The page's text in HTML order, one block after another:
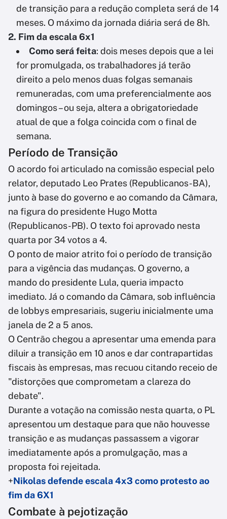
de transição para a redução completa será de 14
meses. O máximo da jornada diária será de 8h.
2. Fim da escala 6x1
Como será feita: dois meses depois que a lei
for promulgada, os trabalhadores já terão
direito a pelo menos duas folgas semanais
remuneradas, com uma preferencialmente aos
domingos – ou seja, altera a obrigatoriedade
atual de que a folga coincida com o final de
semana.
Período de Transição
O acordo foi articulado na comissão especial pelo
relator, deputado Leo Prates (Republicanos-BA),
junto à base do governo e ao comando da Câmara,
na figura do presidente Hugo Motta
(Republicanos-PB). O texto foi aprovado nesta
quarta por 34 votos a 4.
O ponto de maior atrito foi o período de transição
para a vigência das mudanças. O governo, a
mando do presidente Lula, queria impacto
imediato. Já o comando da Câmara, sob influência
de lobbys empresariais, sugeriu inicialmente uma
janela de 2 a 5 anos.
O Centrão chegou a apresentar uma emenda para
diluir a transição em 10 anos e dar contrapartidas
fiscais às empresas, mas recuou citando receio de
"distorções que comprometam a clareza do
debate".
Durante a votação na comissão nesta quarta, o PL
apresentou um destaque para que não houvesse
transição e as mudanças passassem a vigorar
imediatamente após a promulgação, mas a
proposta foi rejeitada.
+Nikolas defende escala 4x3 como protesto ao
fim da 6X1
Combate à pejotização